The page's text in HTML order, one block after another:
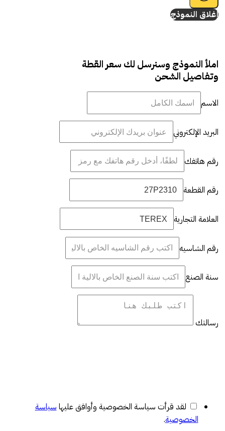
إغلاق النموذج
املأ النموذج وسنرسل لك سعر القطة
وتفاصيل الشحن
الاسم
البريد الإلكتروني
رقم هاتفك
رقم القطعة
العلامة التجارية
رقم الشاسيه
سنة الصنع
رسالتك
لقد قرأت سياسة الخصوصية وأوافق عليها سياسة
الخصوصية.